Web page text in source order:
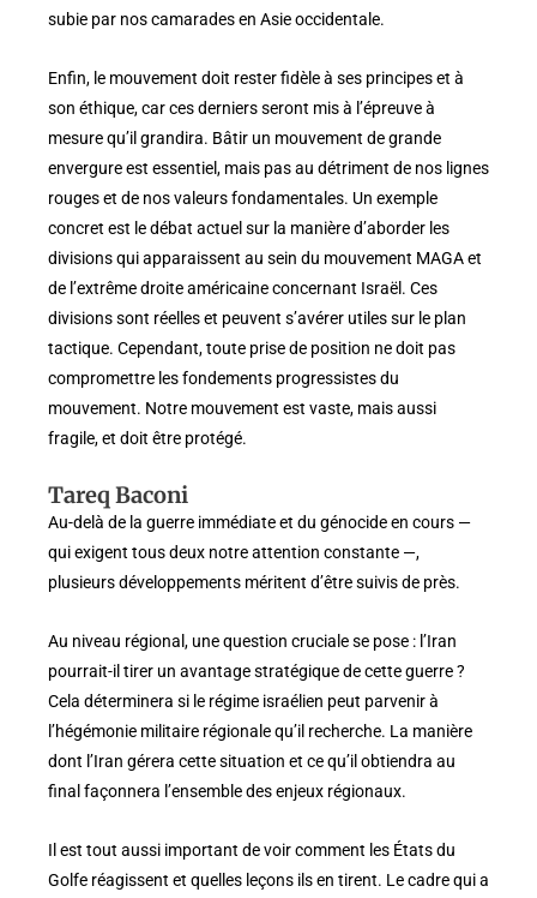
subie par nos camarades en Asie occidentale.
Enfin, le mouvement doit rester fidèle à ses principes et à
son éthique, car ces derniers seront mis à l’épreuve à
mesure qu’il grandira. Bâtir un mouvement de grande
envergure est essentiel, mais pas au détriment de nos lignes
rouges et de nos valeurs fondamentales. Un exemple
concret est le débat actuel sur la manière d’aborder les
divisions qui apparaissent au sein du mouvement MAGA et
de l’extrême droite américaine concernant Israël. Ces
divisions sont réelles et peuvent s’avérer utiles sur le plan
tactique. Cependant, toute prise de position ne doit pas
compromettre les fondements progressistes du
mouvement. Notre mouvement est vaste, mais aussi
fragile, et doit être protégé.
Tareq Baconi
Au-delà de la guerre immédiate et du génocide en cours —
qui exigent tous deux notre attention constante —,
plusieurs développements méritent d’être suivis de près.
Au niveau régional, une question cruciale se pose : l’Iran
pourrait-il tirer un avantage stratégique de cette guerre ?
Cela déterminera si le régime israélien peut parvenir à
l’hégémonie militaire régionale qu’il recherche. La manière
dont l’Iran gérera cette situation et ce qu’il obtiendra au
final façonnera l’ensemble des enjeux régionaux.
Il est tout aussi important de voir comment les États du
Golfe réagissent et quelles leçons ils en tirent. Le cadre qui a